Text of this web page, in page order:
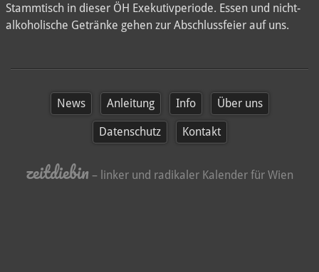
Stammtisch in dieser ÖH Exekutivperiode. Essen und nicht-
alkoholische Getränke gehen zur Abschlussfeier auf uns.
News Anleitung Info Über uns
Datenschutz Kontakt
zeitdiebin – linker und radikaler Kalender für Wien